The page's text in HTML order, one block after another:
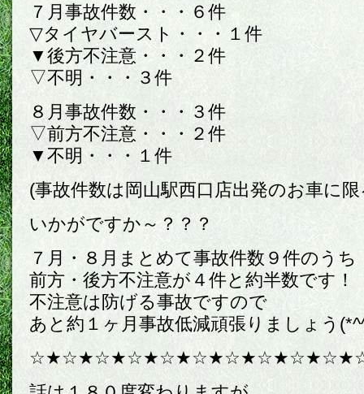
７月事故件数・・・６件
▽タイヤバースト・・・１件
▼後方不注意・・・２件
▽不明・・・３件
８月事故件数・・・３件
▽前方不注意・・・２件
▼不明・・・１件
(事故件数は岡山駅西口店出発のお車に
いかがですか～？？？
７月・８月まとめて事故件数９件のうち
前方・後方不注意が４件と約半数です！
不注意は防げる事故ですので
あと約１ヶ月事故低減頑張りましょう